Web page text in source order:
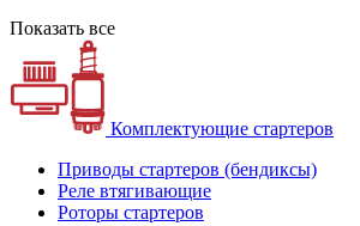
Показать все
Комплектующие стартеров
Приводы стартеров (бендиксы)
Реле втягивающие
Роторы стартеров